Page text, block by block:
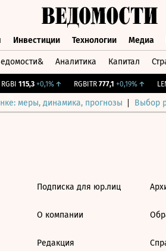
Инвестиции Технологии Медиа
Аналитика Капитал
RGBI 115,3 +0,1%↑ RGBITR 777,1 +0,19%↑
меры, динамика, прогнозы Выбор
Подписка для юр.лиц
О компании
Редакция